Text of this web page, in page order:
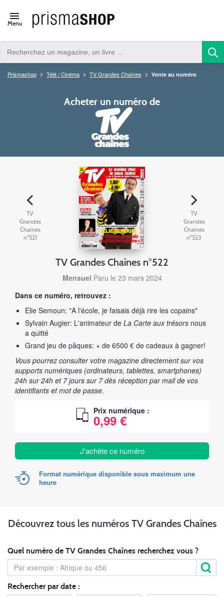
Open/close
navigation
Menu
Prismashop Télé / Cinéma TV Grandes Chaînes Vente au numéro
Acheter un numéro de
TV
Grandes
Chaînes
n°521
TV Grandes Chaînes n°522
Mensuel Paru le 23 mars 2024
Dans ce numéro, retrouvez :
Elie Semoun: "A l'école, je faisais déjà rire les copains"
Sylvain Augier: L'animateur de La Carte aux trésors nous
a quitté
Grand jeu de pâques: + de 6500 € de cadeaux à gagner!
Vous pourrez consulter votre magazine directement sur vos
supports numériques (ordinateurs, tablettes, smartphones)
24h sur 24h et 7 jours sur 7 dès réception par mail de vos
identifiants et mot de passe.
Prix numérique :
0,99 €
J'achète ce numéro
Format numérique disponible sous maximum une
heure
TV
Grandes
Chaînes
n°523
Découvrez tous les numéros TV Grandes Chaînes
Quel numéro de TV Grandes Chaînes recherchez vous ?
Rechercher par date :